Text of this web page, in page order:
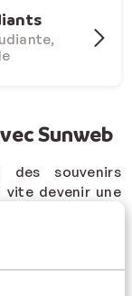
Sunweb
souvenirs
vite devenir une
hébergement
partez avec des
aux skieurs
Sunweb vous